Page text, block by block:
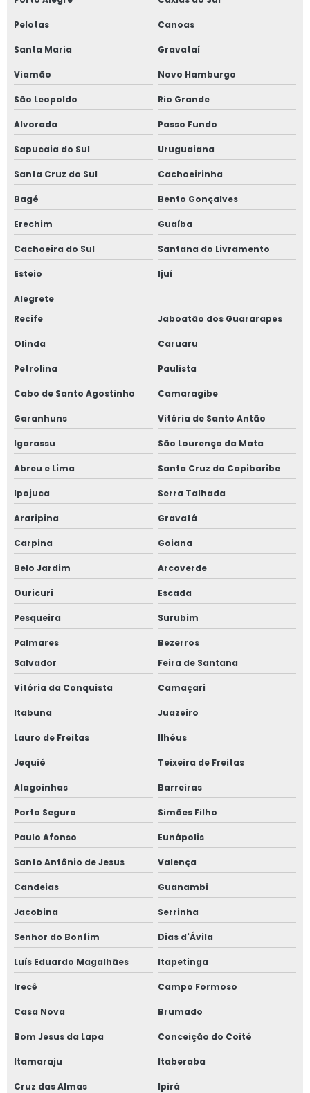
Tela para reciclagem de plástico
Tela soldada para extrusora
Tela tipo cartucho
Telas cortadas em disco
Pelotas Canoas
Santa Maria Gravataí
Viamão Novo Hamburgo
São Leopoldo Rio Grande
Alvorada Passo Fundo
Sapucaia do Sul Uruguaiana
Santa Cruz do Sul Cachoeirinha
Bagé Bento Gonçalves
Erechim Guaíba
Cachoeira do Sul Santana do Livramento
Esteio Ijuí
Alegrete
Recife
Jaboatão dos Guararapes
Olinda Caruaru
Petrolina Paulista
Cabo de Santo Agostinho Camaragibe
Garanhuns Vitória de Santo Antão
Igarassu São Lourenço da Mata
Abreu e Lima Santa Cruz do Capibaribe
Ipojuca Serra Talhada
Araripina Gravatá
Carpina Goiana
Belo Jardim Arcoverde
Ouricuri Escada
Pesqueira Surubim
Palmares
Bezerros
Salvador
Feira de Santana
Vitória da Conquista Camaçari
Itabuna Juazeiro
Lauro de Freitas Ilhéus
Jequié Teixeira de Freitas
Alagoinhas Barreiras
Porto Seguro Simões Filho
Paulo Afonso Eunápolis
Santo Antônio de Jesus Valença
Candeias Guanambi
Jacobina Serrinha
Senhor do Bonfim Dias d'Ávila
Luís Eduardo Magalhães Itapetinga
Irecê Campo Formoso
Casa Nova Brumado
Bom Jesus da Lapa Conceição do Coité
Itamaraju Itaberaba
Cruz das Almas Ipirá